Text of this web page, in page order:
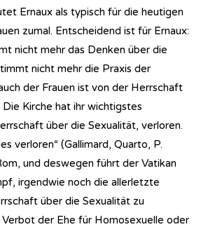
Ernaux als typisch für die heutigen
zumal. Entscheidend ist für Ernaux:
nicht mehr das Denken über die
nicht mehr die Praxis der
der Frauen ist von der Herrschaft
Kirche hat ihr wichtigstes
über die Sexualität, verloren.
verloren“ (Gallimard, Quarto, P.
und deswegen führt der Vatikan
irgendwie noch die allerletzte
über die Sexualität zu
der Ehe für Homosexuelle oder